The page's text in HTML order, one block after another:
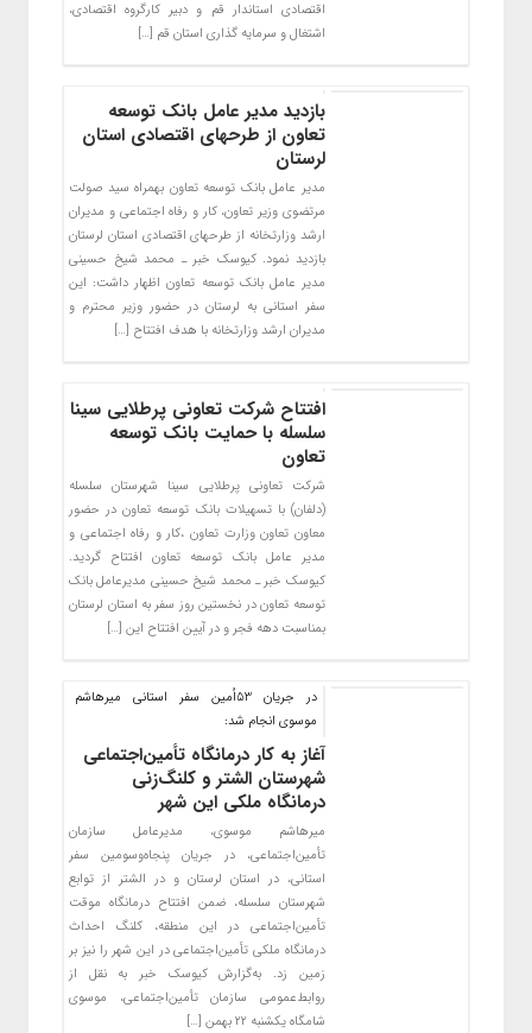
اقتصادی استاندار قم و دبیر کارگروه اقتصادی،
اشتغال و سرمایه گذاری استان قم […]
بازدید مدیر عامل بانک توسعه
تعاون از طرحهای اقتصادی استان
لرستان
مدیر عامل بانک توسعه تعاون بهمراه سید صولت
مرتضوی وزیر تعاون، کار و رفاه اجتماعی و مدیران
ارشد وزارتخانه از طرحهای اقتصادی استان لرستان
بازدید نمود. کیوسک خبر ـ محمد شیخ حسینی
مدیر عامل بانک توسعه تعاون اظهار داشت: این
سفر استانی به لرستان در حضور وزیر محترم و
مدیران ارشد وزارتخانه با هدف افتتاح […]
افتتاح شرکت تعاونی پرطلایی سینا
سلسله با حمایت بانک توسعه
تعاون
شرکت تعاونی پرطلایی سینا شهرستان سلسله
(دلفان) با تسهیلات بانک توسعه تعاون در حضور
معاون تعاون وزارت تعاون ،کار و رفاه اجتماعی و
مدیر عامل بانک توسعه تعاون افتتاح گردید.
کیوسک خبر ـ محمد شیخ حسینی مدیرعامل بانک
توسعه تعاون در نخستین روز سفر به استان لرستان
بمناسبت دهه فجر و در آیین افتتاح این […]
در جریان 53اُمین سفر استانی میرهاشم
موسوی انجام شد:
آغاز به کار درمانگاه تأمین‌اجتماعی
شهرستان الشتر و کلنگ‌زنی
درمانگاه ملکی این شهر
میرهاشم موسوی، مدیرعامل سازمان
تأمین‌اجتماعی، در جریان پنجاه‌و‌سومین سفر
استانی، در استان لرستان و در الشتر از توابع
شهرستان سلسله، ضمن افتتاح درمانگاه موقت
تأمین‌اجتماعی در این منطقه، کلنگ احداث
درمانگاه ملکی تأمین‌اجتماعی در این شهر را نیز بر
زمین زد. به‌گزارش کیوسک خبر به نقل از
روابط‌عمومی سازمان تأمین‌اجتماعی، موسوی
شامگاه یکشنبه ۲۲ بهمن […]